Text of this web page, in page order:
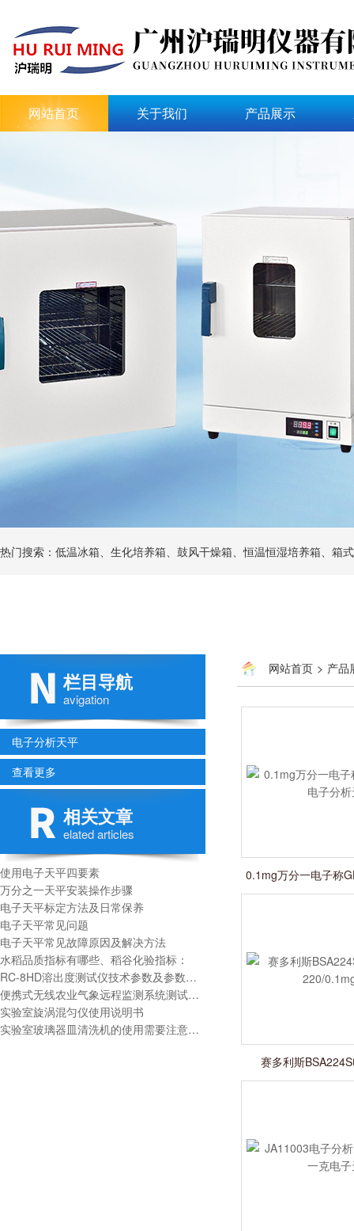
网站首页 关于我们 产品展示
热门搜索：低温冰箱、生化培养箱、鼓风干燥箱、恒温恒湿培养箱、箱
栏目导航
avigation
电子分析天平
查看更多
相关文章
elated articles
使用电子天平四要素
万分之一天平安装操作步骤
电子天平标定方法及日常保养
电子天平常见问题
电子天平常见故障原因及解决方法
水稻品质指标有哪些、稻谷化验指标：
RC-8HD溶出度测试仪技术参数及参数对比表
便携式无线农业气象远程监测系统测试项目
实验室旋涡混匀仪使用说明书
实验室玻璃器皿清洗机的使用需要注意以下几个问题：
网站首页 > 产品
0.1mg万分一电子称
分析天
赛多利斯
220/